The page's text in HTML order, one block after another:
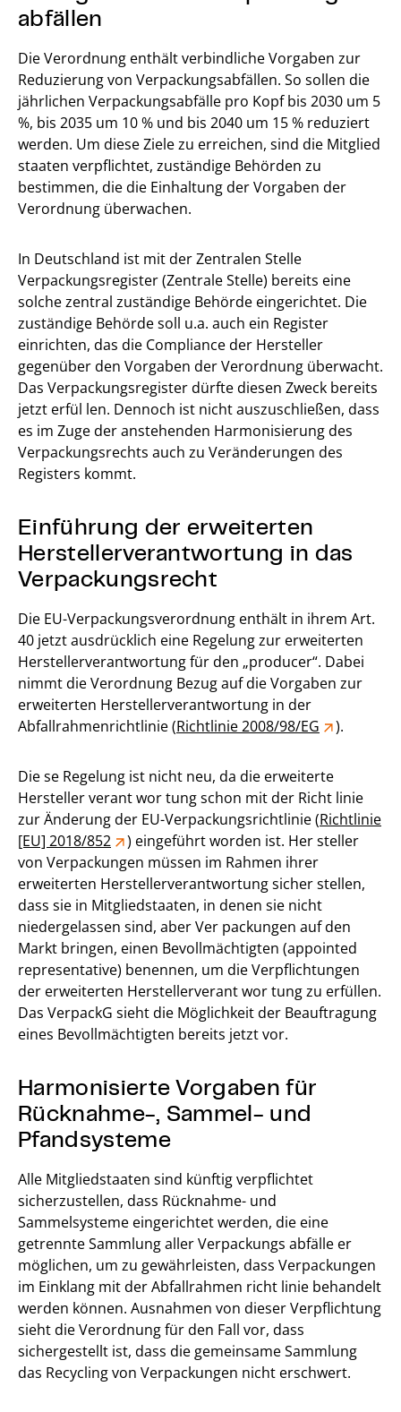
abfällen
Die Verordnung enthält verbindliche Vorgaben zur
Reduzierung von Verpackungsabfällen. So sollen die
jährlichen Verpackungsabfälle pro Kopf bis 2030 um 5
%, bis 2035 um 10 % und bis 2040 um 15 % reduziert
werden. Um diese Ziele zu erreichen, sind die Mitglied
staaten verpflichtet, zuständige Behörden zu
bestimmen, die die Einhaltung der Vorgaben der
Verordnung überwachen.
In Deutschland ist mit der Zentralen Stelle
Verpackungsregister (Zentrale Stelle) bereits eine
solche zentral zuständige Behörde eingerichtet. Die
zuständige Behörde soll u.a. auch ein Register
einrichten, das die Compliance der Hersteller
gegenüber den Vorgaben der Verordnung überwacht.
Das Verpackungsregister dürfte diesen Zweck bereits
jetzt erfül len. Dennoch ist nicht auszuschließen, dass
es im Zuge der anstehenden Harmonisierung des
Verpackungsrechts auch zu Veränderungen des
Registers kommt.
Einführung der erweiterten
Herstellerverantwortung in das
Verpackungsrecht
Die EU-Verpackungsverordnung enthält in ihrem Art.
40 jetzt ausdrücklich eine Regelung zur erweiterten
Herstellerverantwortung für den „producer“. Dabei
nimmt die Verordnung Bezug auf die Vorgaben zur
erweiterten Herstellerverantwortung in der
Abfallrahmenrichtlinie (Richtlinie 2008/98/EG ).
Die se Regelung ist nicht neu, da die erweiterte
Hersteller verant wor tung schon mit der Richt linie
zur Änderung der EU-Verpackungsrichtlinie (Richtlinie
[EU] 2018/852
) eingeführt worden ist. Her steller
von Verpackungen müssen im Rahmen ihrer
erweiterten Herstellerverantwortung sicher stellen,
dass sie in Mitgliedstaaten, in denen sie nicht
niedergelassen sind, aber Ver packungen auf den
Markt bringen, einen Bevollmächtigten (appointed
representative) benennen, um die Verpflichtungen
der erweiterten Herstellerverant wor tung zu erfüllen.
Das VerpackG sieht die Möglichkeit der Beauftragung
eines Bevollmächtigten bereits jetzt vor.
Harmonisierte Vorgaben für
Rücknahme-, Sammel- und
Pfandsysteme
Alle Mitgliedstaaten sind künftig verpflichtet
sicherzustellen, dass Rücknahme- und
Sammelsysteme eingerichtet werden, die eine
getrennte Sammlung aller Verpackungs abfälle er
möglichen, um zu gewährleisten, dass Verpackungen
im Einklang mit der Abfallrahmen richt linie behandelt
werden können. Ausnahmen von dieser Verpflichtung
sieht die Verordnung für den Fall vor, dass
sichergestellt ist, dass die gemeinsame Sammlung
das Recycling von Verpackungen nicht erschwert.